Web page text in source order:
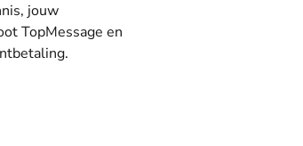
jouw
TopMessage en